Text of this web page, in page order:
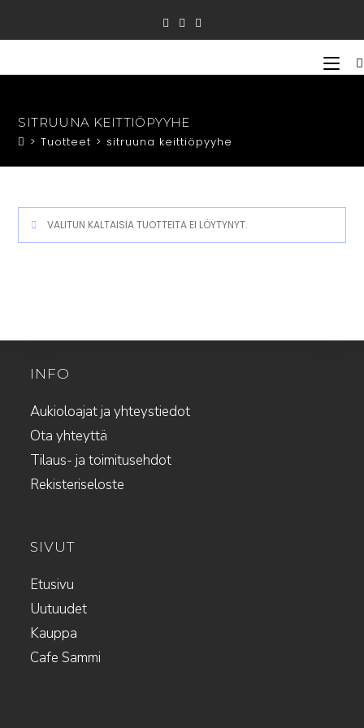
SITRUUNA KEITTIÖPYYHE
> Tuotteet > sitruuna keittiöpyyhe
VALITUN KALTAISIA TUOTTEITA EI LÖYTYNYT.
INFO
Aukioloajat ja yhteystiedot
Ota yhteyttä
Tilaus- ja toimitusehdot
Rekisteriseloste
SIVUT
Etusivu
Uutuudet
Kauppa
Cafe Sammi